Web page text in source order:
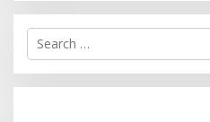
S
r